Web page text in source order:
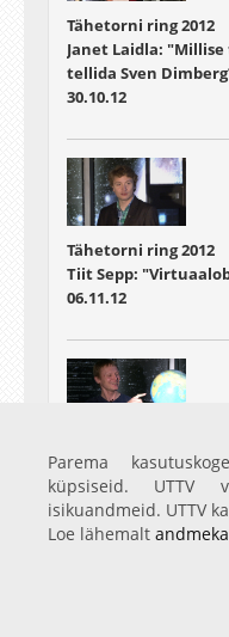
Tähetorni ring 2012
Janet Laidla:
tellida Sven
30.10.12
Tähetorni ring 2012
Tiit Sepp:
06.11.12
Hillar Uudevald
20.11.12
Parema
küpsiseid.
isikuandmeid. UTTV
Loe lähemalt